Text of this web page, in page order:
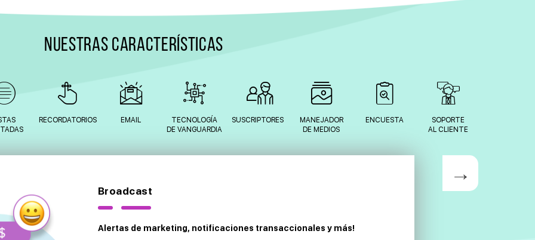
NUESTRAS CARACTERÍSTICAS
RECORDATORIOS EMAIL
TECNOLOGÍA
DE VANGUARDIA
SUSCRIPTORES
MANEJADOR
DE MEDIOS
ENCUESTA
SOPORTE
AL CLIENTE
Broadcast
Alertas de marketing, notificaciones transaccionales y más!